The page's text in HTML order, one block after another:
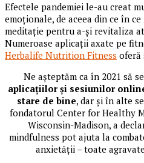
Efectele pandemiei le-au creat
emoționale, de aceea din ce în
meditație pentru a-și revitaliza
Numeroase aplicații axate pe
Herbalife Nutrition Fitness oferă
Ne așteptăm ca în 2021 să
aplicațiilor și sesiunilor
stare de bine, dar și în alte
fondatorul Center for Healthy
Wisconsin-Madison, a
mindfulness pot ajuta la
anxietății – toate